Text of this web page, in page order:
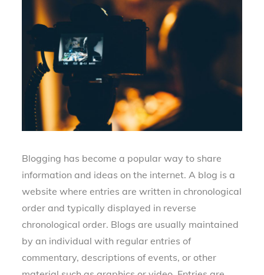
Blogging has become a popular way to share
information and ideas on the internet. A blog is a
website where entries are written in chronological
order and typically displayed in reverse
chronological order. Blogs are usually maintained
by an individual with regular entries of
commentary, descriptions of events, or other